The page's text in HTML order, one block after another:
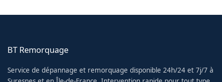
BT Remorquage
Service de dépannage et remorquage disponible 24h/24 et 7j/7 à